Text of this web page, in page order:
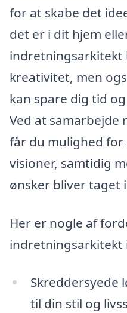
for at skabe det
det er i dit hjem
indretningsarkitekt
kreativitet, men
kan spare dig tid
Ved at samarbejde
får du mulighed for
visioner, samtidig
ønsker bliver taget
Her er nogle af
indretningsarkitekt
Skreddersyede
til din stil og